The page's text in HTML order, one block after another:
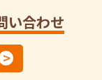
い合わせ